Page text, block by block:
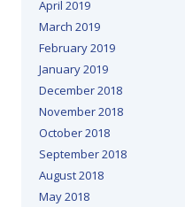
April 2019
March 2019
February 2019
January 2019
December 2018
November 2018
October 2018
September 2018
August 2018
May 2018